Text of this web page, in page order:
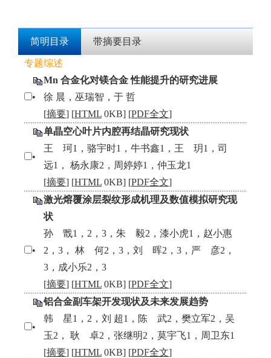
简明目录 带摘要目录
专题综述
Mn 合金化对镁合金 性能提升的研究进展
•
徐 晨，巫瑞智，于 哲
[摘要] [HTML 0KB] [PDF全文]
单晶空心叶片内腔再结晶研究现状
•
王 珂1，骆宇时1，牛书鑫1，王 玥1，司
远1， 杨永康2，周婷婷1，仲玉龙1
[摘要] [HTML 0KB] [PDF全文]
激光熔覆涂层裂纹形成机理及数值模拟研究现
状
•
孙 戬1，2，3，朱 毅2，漆小虎1，赵小惠
2，3， 林 何2，3，刘 晖2，3，严 彦2，
3，成小乐2，3
[摘要] [HTML 0KB] [PDF全文]
铝合金副车架开发现状及未来发展趋势
•
韩 星1，2，刘 超1，陈 武2，樊立军2，吴
玉2， 耿 卓2，张继明2，莫宇飞1，周卫东1
[摘要] [HTML 0KB] [PDF全文]